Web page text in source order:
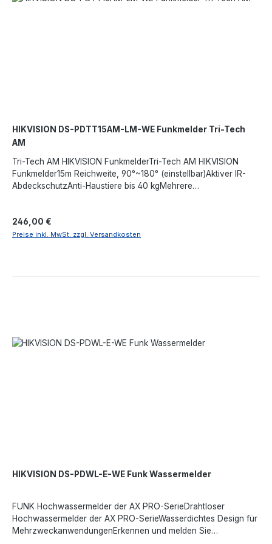
HIKVISION DS-PDTT15AM-LM-WE Funkmelder Tri-Tech
AM
Tri-Tech AM HIKVISION FunkmelderTri-Tech AM HIKVISION
Funkmelder15m Reichweite, 90°~180° (einstellbar)Aktiver IR-
AbdeckschutzAnti-Haustiere bis 40 kgMehrere
Regulärer Preis:
246,00 €
Preise inkl. MwSt. zzgl. Versandkosten
HIKVISION DS-PDWL-E-WE Funk Wassermelder
FUNK Hochwassermelder der AX PRO-SerieDrahtloser
Hochwassermelder der AX PRO-SerieWasserdichtes Design für
MehrzweckanwendungenErkennen und melden Sie